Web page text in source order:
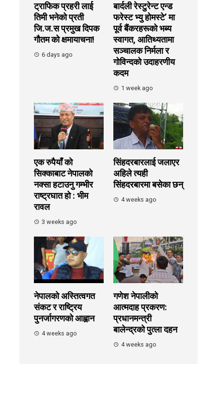
ट्राफिक प्रहरी लाई
तिमी भनेको प्रती
जि.ज.स प्रमुख दिपक
गौतम को क्षमायाचना!
6 days ago
बार्दली रेस्टुरेन्ट एन्ड
फरेस्ट भ्यु होमस्टे’ मा
पूर्व बैंकरहरूको भब्य
स्वागत, आतिथ्यतामा
सञ्चालक निर्मला र
गोविन्दको उदाहरणीय
कदम
1 week ago
एक रुपैयाँ को
सिक्काबाट नेपालको
नक्सा हटाउनु गम्भीर
राष्ट्रघात हो : भीम
रावल
3 weeks ago
सिंहदरबारलाई जलाएर
अहिले त्यही
सिंहदरबारमा बसेका छन्
4 weeks ago
नेपालको अस्तित्वगत
संकट र राष्ट्रिय
पुनर्जागरणको आह्वान
4 weeks ago
गणेश नेपालीको
आत्मदाह प्रकरण:
प्रधानमन्त्री
बालेन्द्रको पुत्ला दहन
4 weeks ago